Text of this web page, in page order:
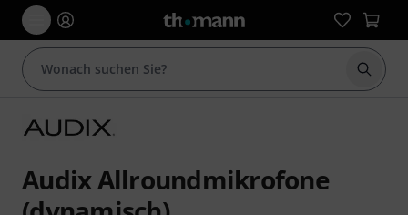
Suche
Audix Allroundmikrofone